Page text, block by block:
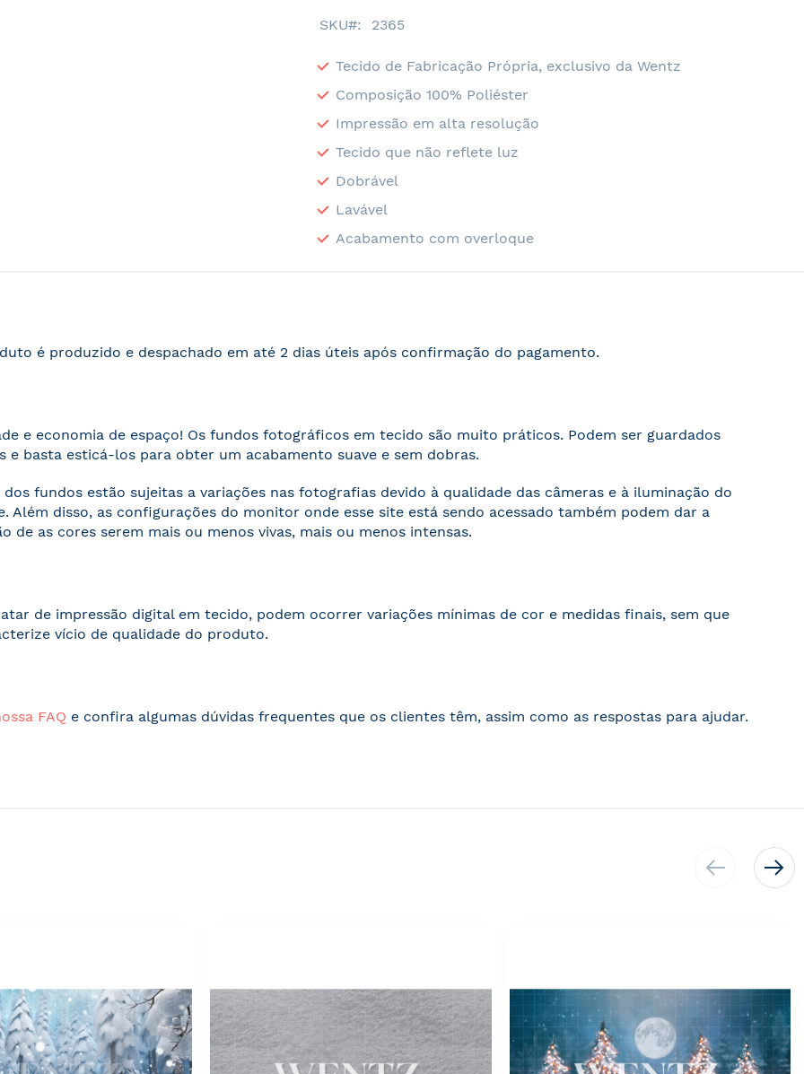
SKU 2365
Tecido de Fabricação Própria, exclusivo da Wentz
Composição 100% Poliéster
Impressão em alta resolução
Tecido que não reflete luz
Dobrável
Lavável
Acabamento com overloque
é produzido e despachado em até 2 dias úteis após confirmação do pagamento.
e economia de espaço! Os fundos fotográficos em tecido são muito práticos. Podem ser guardados
e basta esticá-los para obter um acabamento suave e sem dobras.
dos fundos estão sujeitas a variações nas fotografias devido à qualidade das câmeras e à iluminação do
Além disso, as configurações do monitor onde esse site está sendo acessado também podem dar a
de as cores serem mais ou menos vivas, mais ou menos intensas.
de impressão digital em tecido, podem ocorrer variações mínimas de cor e medidas finais, sem que
vício de qualidade do produto.
FAQ e confira algumas dúvidas frequentes que os clientes têm, assim como as respostas para ajudar.